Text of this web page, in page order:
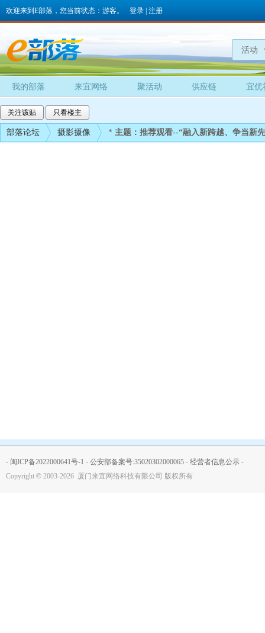
欢迎来到E部落，您当前状态：游客。 登录 注册
活动
我的部落 来宜网络 聚活动 供应链 宜优
关注该贴 只看楼主
部落论坛 摄影摄像 * 主题：推荐观看--“融入新跨越、争当新
- 闽ICP备2022000641号-1 - 公安部备案号:35020302000065 - 经营者信息公示 -
Copyright © 2003-2026 厦门来宜网络科技有限公司 版权所有